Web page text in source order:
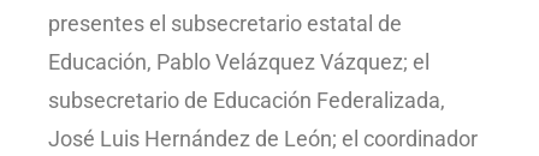
presentes el subsecretario estatal de
Educación, Pablo Velázquez Vázquez; el
subsecretario de Educación Federalizada,
José Luis Hernández de León; el coordinador